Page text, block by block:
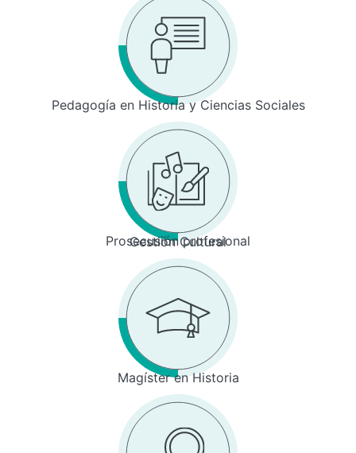
Pedagogía en Historia y Ciencias Sociales
Prosecusión profesional
Gestión Cultural
Magíster en Historia